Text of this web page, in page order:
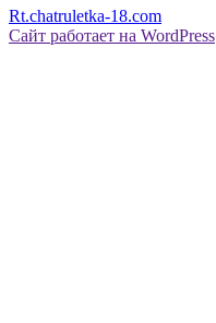
Rt.chatruletka-18.com
Сайт работает на WordPress